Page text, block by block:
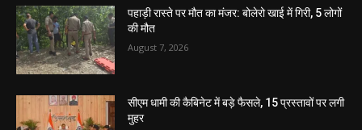
पहाड़ी रास्ते पर मौत का मंजर: बोलेरो खाई में गिरी, 5 लोगों
की मौत
August 7, 2026
सीएम धामी की कैबिनेट में बड़े फैसले, 15 प्रस्तावों पर लगी
मुहर